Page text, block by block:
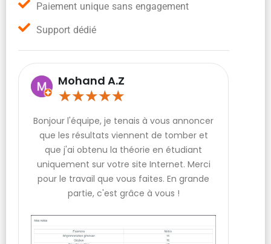
Paiement unique sans engagement
Support dédié
Mohand A.Z
★★★★★
Bonjour l'équipe, je tenais à vous annoncer
que les résultats viennent de tomber et
que j'ai obtenu la théorie en étudiant
uniquement sur votre site Internet. Merci
pour le travail que vous faites. En grande
partie, c'est grâce à vous !